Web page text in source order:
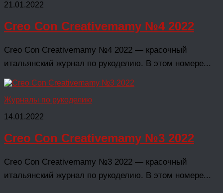
21.01.2022
Creo Con Creativemamy №4 2022
Creo Con Creativemamy №4 2022 — красочный
итальянский журнал по рукоделию. В этом номере...
Журналы по рукоделию
14.01.2022
Creo Con Creativemamy №3 2022
Creo Con Creativemamy №3 2022 — красочный
итальянский журнал по рукоделию. В этом номере...